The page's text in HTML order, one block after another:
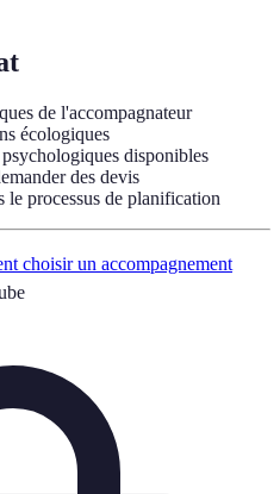
de l'accompagnateur
écologiques
disponibles
des devis
le processus de planification
choisir un accompagnement